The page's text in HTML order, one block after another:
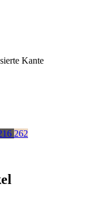
Kante
262